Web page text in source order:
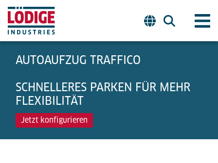
AUTOAUFZUG TRAFFICO
SCHNELLERES PARKEN FÜR MEHR
FLEXIBILITÄT
Jetzt konfigurieren